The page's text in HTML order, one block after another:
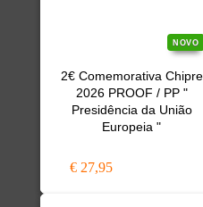
NOVO
2€ Comemorativa Chipre
2026 PROOF / PP "
Presidência da União
Europeia "
€ 27,95